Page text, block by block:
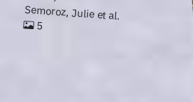
Semoroz, Julie et al.
5